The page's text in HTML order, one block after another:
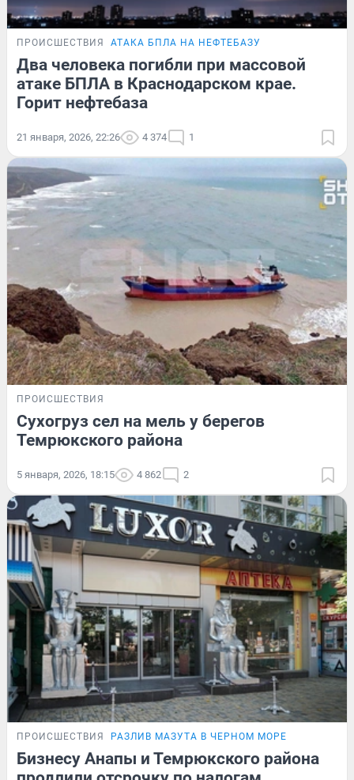
ПРОИСШЕСТВИЯ АТАКА БПЛА НА НЕФТЕБАЗУ
Два человека погибли при массовой
атаке БПЛА в Краснодарском крае.
Горит нефтебаза
21 января, 2026, 22:26 4 374 1
ПРОИСШЕСТВИЯ
Сухогруз сел на мель у берегов
Темрюкского района
5 января, 2026, 18:15 4 862 2
ПРОИСШЕСТВИЯ РАЗЛИВ МАЗУТА В ЧЕРНОМ МОРЕ
Бизнесу Анапы и Темрюкского района